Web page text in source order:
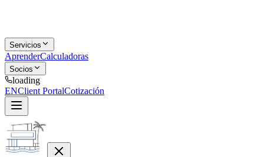
Servicios
AprenderCalculadoras
Socios
loading
ENClient PortalCotización